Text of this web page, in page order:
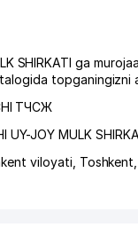
SHIRKATI ga
topganingizni
ТЧСЖ
UY-JOY MULK
viloyati Toshkent